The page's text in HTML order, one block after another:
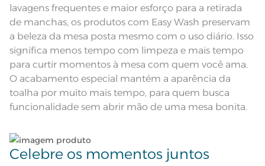
Acabamento Desenho em Jacquard
Instruções de Lavagem
Lavação a 60ºC; Proibido alvejar;
Secar em tambor com
Ferro de passar com temperatura
maxima de 150ºC; Proibido lavar a
seco
Modelo Redonda
Pode haver pequena variação de
cor, de acordo com a configuração
Linha Celebra
No caso de manchas persistentes, não removidas
com pano umedecido em água, após a remoção
do excesso da sujeira, submeta o tecido à lavagem
conforme instruções na etiqueta;
Dê preferência para secar no varal, à sombra;
Leia atentamente as instruções na etiqueta.
lavagens frequentes e maior esforço para a retirada
de manchas, os produtos com Easy Wash preservam
a beleza da mesa posta mesmo com o uso diário. Isso
significa menos tempo com limpeza e mais tempo
para curtir momentos à mesa com quem você ama.
O acabamento especial mantém a aparência da
toalha por muito mais tempo, para quem busca
funcionalidade sem abrir mão de uma mesa bonita.
Celebre os momentos juntos